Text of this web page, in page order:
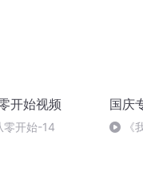
开始视频
零开始-14
国庆
《